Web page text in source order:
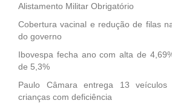
Alistamento Militar Obrigatório
Cobertura vacinal e redução de filas
do governo
Ibovespa fecha ano com alta de
de 5,3%
Paulo Câmara entrega 13
crianças com deficiência